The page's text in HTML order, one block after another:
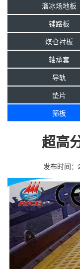
溜冰场地板
铺路板
煤仓衬板
轴承套
导轨
垫片
筛板
超高
发布时间